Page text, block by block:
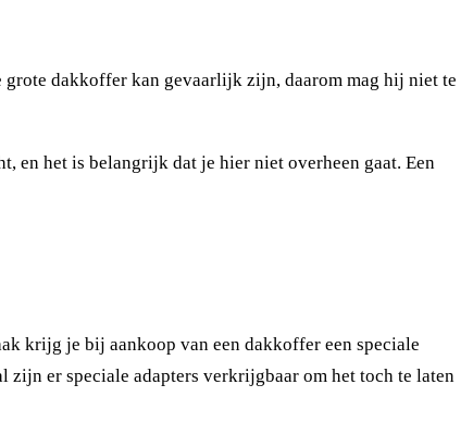
dakkoffer kan gevaarlijk zijn, daarom mag hij niet te
en het is belangrijk dat je hier niet overheen gaat. Een
krijg je bij aankoop van een dakkoffer een speciale
zijn er speciale adapters verkrijgbaar om het toch te laten